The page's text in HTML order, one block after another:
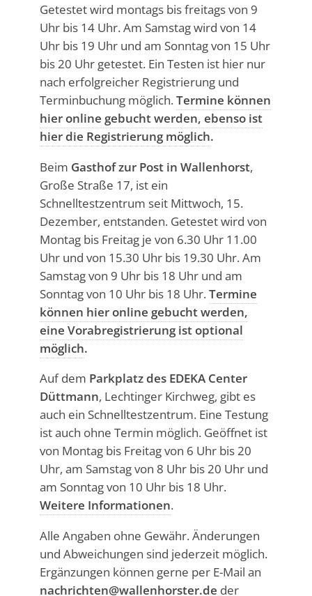
Getestet wird montags bis freitags von 9
Uhr bis 14 Uhr. Am Samstag wird von 14
Uhr bis 19 Uhr und am Sonntag von 15 Uhr
bis 20 Uhr getestet. Ein Testen ist hier nur
nach erfolgreicher Registrierung und
Terminbuchung möglich.Termine können
hier online gebucht werden, ebenso ist
hier die Registrierung möglich.
Beim Gasthof zur Post in Wallenhorst,
Große Straße 17, ist ein
Schnelltestzentrum seit Mittwoch, 15.
Dezember, entstanden. Getestet wird von
Montag bis Freitag je von 6.30 Uhr 11.00
Uhr und von 15.30 Uhr bis 19.30 Uhr. Am
Samstag von 9 Uhr bis 18 Uhr und am
Sonntag von 10 Uhr bis 18 Uhr.Termine
können hier online gebucht werden,
eine Vorabregistrierung ist optional
möglich.
Auf dem Parkplatz des EDEKA Center
Düttmann, Lechtinger Kirchweg, gibt es
auch ein Schnelltestzentrum. Eine Testung
ist auch ohne Termin möglich. Geöffnet ist
von Montag bis Freitag von 6 Uhr bis 20
Uhr, am Samstag von 8 Uhr bis 20 Uhr und
am Sonntag von 10 Uhr bis 18 Uhr.
Weitere Informationen.
Alle Angaben ohne Gewähr. Änderungen
und Abweichungen sind jederzeit möglich.
Ergänzungen können gerne per E-Mail an
nachrichten@wallenhorster.de der